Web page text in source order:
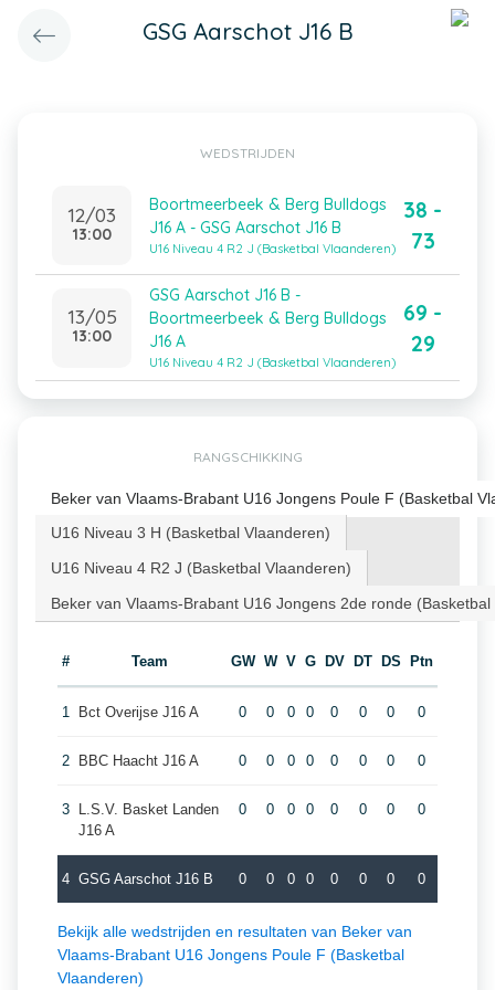
GSG Aarschot J16 B
WEDSTRIJDEN
12/03
13:00
Boortmeerbeek & Berg Bulldogs
J16 A - GSG Aarschot J16 B
U16 Niveau 4 R2 J (Basketbal Vlaanderen)
38 -
73
13/05
13:00
GSG Aarschot J16 B -
Boortmeerbeek & Berg Bulldogs
J16 A
U16 Niveau 4 R2 J (Basketbal Vlaanderen)
69 -
29
RANGSCHIKKING
Beker van Vlaams-Brabant U16 Jongens Poule F (Basketbal
U16 Niveau 3 H (Basketbal Vlaanderen)
U16 Niveau 4 R2 J (Basketbal Vlaanderen)
Beker van Vlaams-Brabant U16 Jongens 2de ronde
# Team GW W V G DV DT DS Ptn
1 Bct Overijse J16 A 0 0 0 0 0 0 0 0
2 BBC Haacht J16 A 0 0 0 0 0 0 0 0
3
L.S.V. Basket Landen
J16 A
0 0 0 0 0 0 0 0
4 GSG Aarschot J16 B 0 0 0 0 0 0 0 0
Bekijk alle wedstrijden en resultaten van Beker van
Vlaams-Brabant U16 Jongens Poule F (Basketbal
Vlaanderen)